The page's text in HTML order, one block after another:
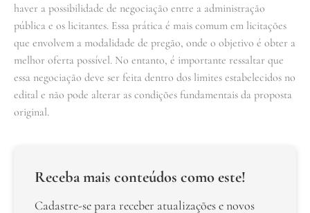
haver a possibilidade de negociação entre a administração
pública e os licitantes. Essa prática é mais comum em licitações
que envolvem a modalidade de pregão, onde o objetivo é obter a
melhor oferta possível. No entanto, é importante ressaltar que
essa negociação deve ser feita dentro dos limites estabelecidos no
edital e não pode alterar as condições fundamentais da proposta
original.
Receba mais conteúdos como este!
Cadastre-se para receber atualizações e novos